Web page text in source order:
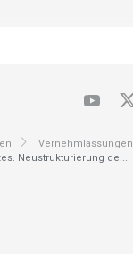
Vernehmlassungen
Neustrukturierung de...